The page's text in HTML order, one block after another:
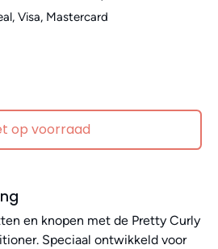
Visa, Mastercard
op voorraad
en knopen met de Pretty Curly
Speciaal ontwikkeld voor